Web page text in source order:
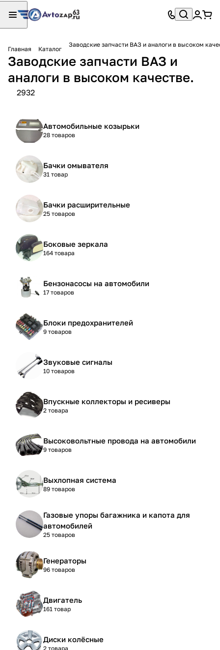
Главная Каталог
Заводские запчасти ВАЗ и аналоги в высоком
Заводские запчасти ВАЗ и
аналоги в высоком качестве.
2932
Автомобильные козырьки
28 товаров
Бачки омывателя
31 товар
Бачки расширительные
25 товаров
Боковые зеркала
164 товара
Бензонасосы на автомобили
17 товаров
Блоки предохранителей
9 товаров
Звуковые сигналы
10 товаров
Впускные коллекторы и ресиверы
2 товара
Высоковольтные провода на автомобили
9 товаров
Выхлопная система
89 товаров
Газовые упоры багажника и капота для
автомобилей
25 товаров
Генераторы
96 товаров
Двигатель
161 товар
Диски колёсные
2 товара